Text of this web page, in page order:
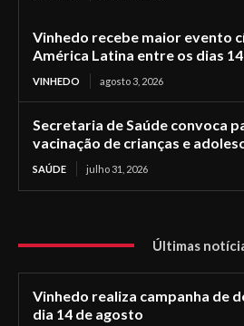
Vinhedo recebe maior evento
América Latina entre os dias
VINHEDO agosto 3, 2026
Secretaria de Saúde convoca
vacinação de crianças e
SAÚDE julho 31, 2026
Últimas
Vinhedo realiza campanha de
dia 14 de agosto